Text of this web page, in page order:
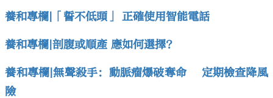
養和專欄|「誓不低頭」 正確使用智能電話
養和專欄|剖腹或順產 應如何選擇?
養和專欄|無聲殺手：動脈瘤爆破奪命 定期檢查降風
險